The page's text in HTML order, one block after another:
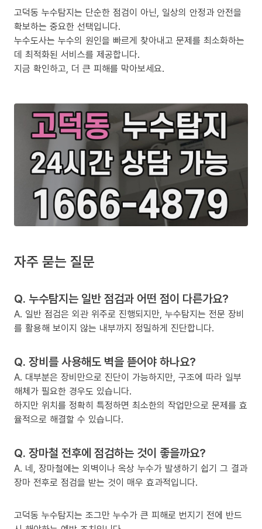
고덕동 누수탐지는 단순한 점검이 아닌, 일상의 안정과 안전을
확보하는 중요한 선택입니다.
누수도사는 누수의 원인을 빠르게 찾아내고 문제를 최소화하는
데 최적화된 서비스를 제공합니다.
지금 확인하고, 더 큰 피해를 막아보세요.
자주 묻는 질문
Q. 누수탐지는 일반 점검과 어떤 점이 다른가요?
A. 일반 점검은 외관 위주로 진행되지만, 누수탐지는 전문 장비
를 활용해 보이지 않는 내부까지 정밀하게 진단합니다.
Q. 장비를 사용해도 벽을 뜯어야 하나요?
A. 대부분은 장비만으로 진단이 가능하지만, 구조에 따라 일부
해체가 필요한 경우도 있습니다.
하지만 위치를 정확히 특정하면 최소한의 작업만으로 문제를 효
율적으로 해결할 수 있습니다.
Q. 장마철 전후에 점검하는 것이 좋을까요?
A. 네, 장마철에는 외벽이나 옥상 누수가 발생하기 쉽기 그 결과
장마 전후로 점검을 받는 것이 매우 효과적입니다.
고덕동 누수탐지는 조그만 누수가 큰 피해로 번지기 전에 반드